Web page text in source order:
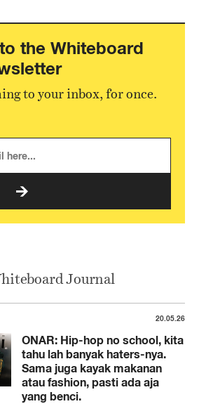
the Whiteboard
to your inbox, for once.
Journal
20.05.26
ONAR: Hip-hop no school, kita
tahu lah banyak haters-nya.
Sama juga kayak makanan
atau fashion, pasti ada aja
yang benci.